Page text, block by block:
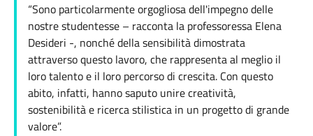
“Sono particolarmente orgogliosa dell'impegno delle
nostre studentesse – racconta la professoressa Elena
Desideri -, nonché della sensibilità dimostrata
attraverso questo lavoro, che rappresenta al meglio il
loro talento e il loro percorso di crescita. Con questo
abito, infatti, hanno saputo unire creatività,
sostenibilità e ricerca stilistica in un progetto di grande
valore”.